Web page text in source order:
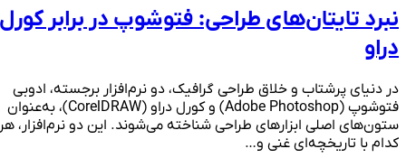
نبرد تایتان‌های طراحی: فتوشوپ در برابر کورل
دراو
در دنیای پرشتاب و خلاق طراحی گرافیک، دو نرم‌افزار برجسته، ادوبی
فتوشوپ (Adobe Photoshop) و کورل دراو (CorelDRAW)، به‌عنوان
ستون‌های اصلی ابزارهای طراحی شناخته می‌شوند. این دو نرم‌افزار، هر
کدام با تاریخچه‌ای غنی و…